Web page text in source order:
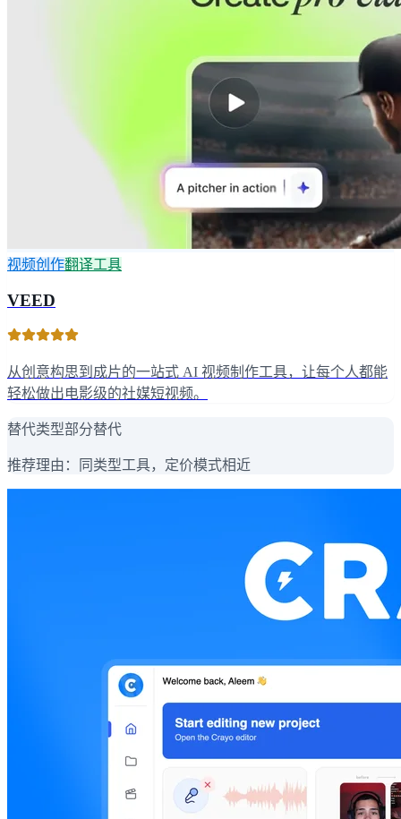
视频创作翻译工具
VEED
从创意构思到成片的一站式 AI 视频制作工具，让每个人都能
轻松做出电影级的社媒短视频。
替代类型部分替代
推荐理由： 同类型工具，定价模式相近